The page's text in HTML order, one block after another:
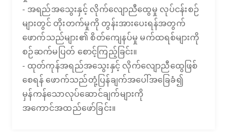
- အရည်အသွေးနှင့် လိုက်လျောညီထွေမှု လုပ်ငန်းစဉ်
များတွင် တိုးတက်မှုကို တွန်းအားပေးရန်အတွက်
ဖောက်သည်များ၏ စိတ်ကျေနပ်မှု မက်ထရစ်များကို
စဉ်ဆက်မပြတ် စောင့်ကြည့်ခြင်း။
- ထုတ်ကုန်အရည်အသွေးနှင့် လိုက်လျောညီထွေဖြစ်
စေရန် ဖောက်သည်တုံ့ပြန်ချက်အပေါ်အခြေခံ၍
မှန်ကန်သောလုပ်ဆောင်ချက်များကို
အကောင်အထည်ဖော်ခြင်း။